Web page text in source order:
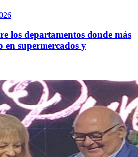
los departamentos donde más
en supermercados y